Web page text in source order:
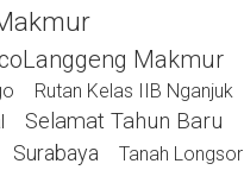
Makmur
Rutan Kelas IIB Nganjuk
Selamat Tahun Baru
Surabaya Tanah Longsor